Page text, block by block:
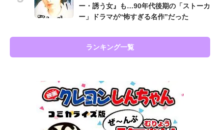
ー・誘う女』も…90年代後期の「ストーカ
ー」ドラマが“怖すぎる名作”だった
ランキング一覧